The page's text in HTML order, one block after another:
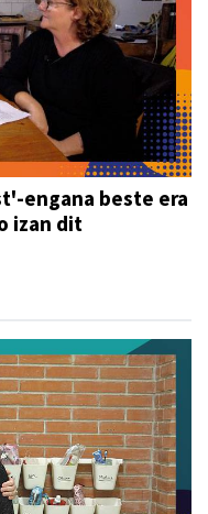
engana beste era
izan dit